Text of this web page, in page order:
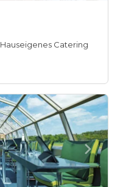
Hauseigenes Catering